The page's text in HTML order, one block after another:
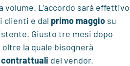
volume. L’accordo sarà effettivo
clienti e dal primo maggio su
Giusto tre mesi dopo
oltre la quale bisognerà
contrattuali del vendor.